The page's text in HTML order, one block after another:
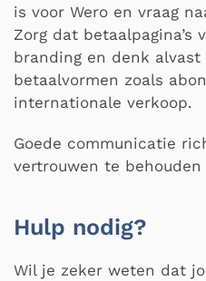
is voor Wero en vraag
Zorg dat
branding en denk alvast
betaalvormen zoals
internationale verkoop.
Goede communicatie
vertrouwen te
Hulp nodig?
Wil je zeker weten dat